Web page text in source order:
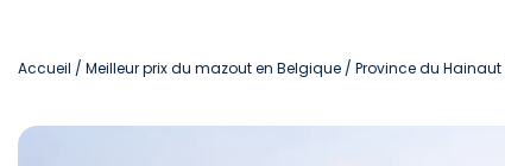
Accueil / Meilleur prix du mazout en Belgique / Province du Hainaut